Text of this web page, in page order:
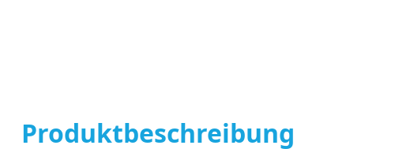
Produktbeschreibung